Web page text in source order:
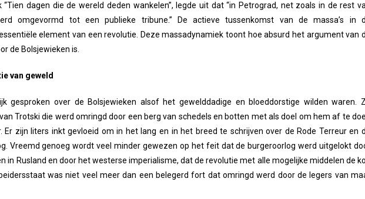
dagen die de wereld deden wankelen”, legde uit dat “in Petrograd, net zoals in de rest
omgevormd tot een publieke tribune.” De actieve tussenkomst van de massa’s in
element van een revolutie. Deze massadynamiek toont hoe absurd het argument van
de Bolsjewieken is.
van geweld
gesproken over de Bolsjewieken alsof het gewelddadige en bloeddorstige wilden waren.
Trotski die werd omringd door een berg van schedels en botten met als doel om hem af te
Er zijn liters inkt gevloeid om in het lang en in het breed te schrijven over de Rode Terreur en
Vreemd genoeg wordt veel minder gewezen op het feit dat de burgeroorlog werd uitgelokt
in Rusland en door het westerse imperialisme, dat de revolutie met alle mogelijke middelen de
was niet veel meer dan een belegerd fort dat omringd werd door de legers van